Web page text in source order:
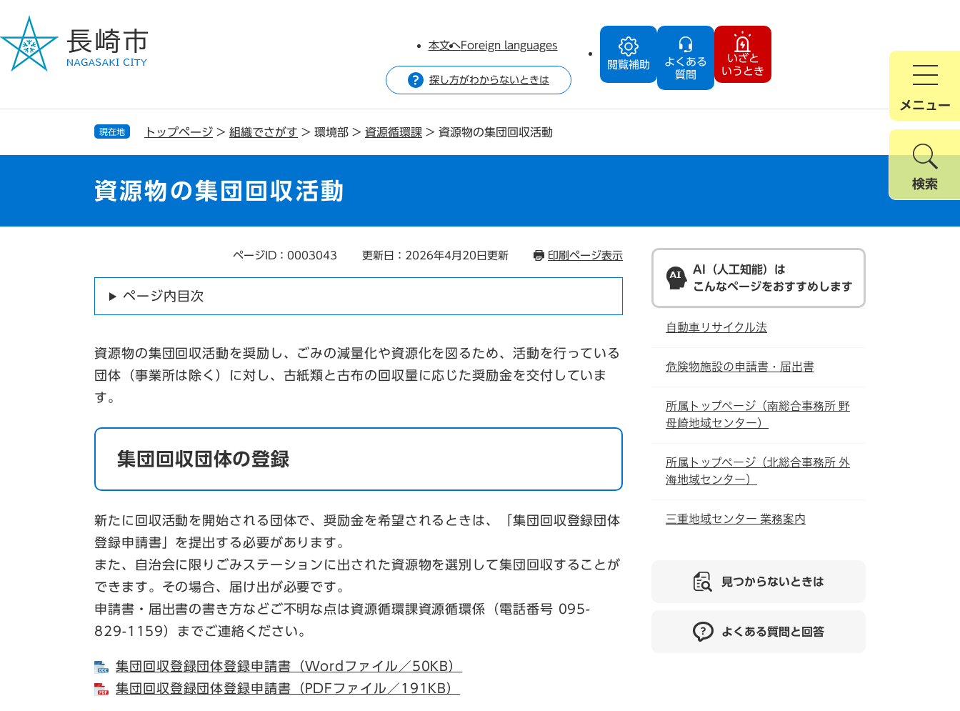
ジ
で
ュ
ば
閲覧補助
よくある
質問
いざと
いうとき
本文へForeign languages
探し方がわからないときは
メニュー
検索
現在地 トップページ > 組織でさがす > 環境部 > 資源循環課 > 資源物の集団回収活動
資源物の集団回収活動
ページID：0003043 更新日：2026年4月20日更新 印刷ページ表示
ページ内目次
資源物の集団回収活動を奨励し、ごみの減量化や資源化を図るため、活動を行っている
団体（事業所は除く）に対し、古紙類と古布の回収量に応じた奨励金を交付していま
す。
集団回収団体の登録
新たに回収活動を開始される団体で、奨励金を希望されるときは、「集団回収登録団体
登録申請書」を提出する必要があります。
また、自治会に限りごみステーションに出された資源物を選別して集団回収することが
できます。その場合、届け出が必要です。
申請書・届出書の書き方などご不明な点は資源循環課資源循環係（電話番号 095-
829-1159）までご連絡ください。
集団回収登録団体登録申請書（Wordファイル／50KB）
集団回収登録団体登録申請書（PDFファイル／191KB）
AI（人工知能）は
こんなページをおすすめします
自動車リサイクル法
危険物施設の申請書・届出書
所属トップページ（南総合事務所 野
母崎地域センター）
所属トップページ（北総合事務所 外
海地域センター）
三重地域センター 業務案内
見つからないときは
よくある質問と回答